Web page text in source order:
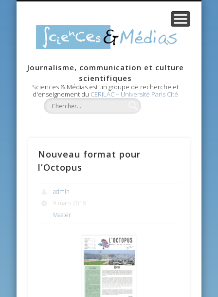
Journalisme, communication et culture
scientifiques
Sciences & Médias est un groupe de recherche et
d'enseignement du CERILAC– Université Paris Cité
ACCUEIL
ÉQUIPE
MASTER
RECHERCHE
AGENDA
CONTACTS
CANDIDATURE
Nouveau format pour
l’Octopus
admin
9 mars 2018
Master